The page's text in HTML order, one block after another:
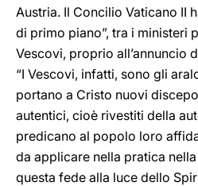
Austria. Il Concilio Vaticano II
di primo piano”, tra i ministeri
Vescovi, proprio all’annuncio
“I Vescovi, infatti, sono gli
portano a Cristo nuovi
autentici, cioè rivestiti della
predicano al popolo loro
da applicare nella pratica
questa fede alla luce dello